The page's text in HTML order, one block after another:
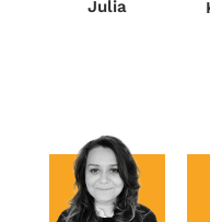
Julia